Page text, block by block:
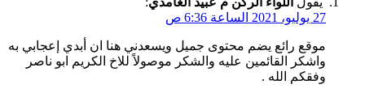
27 يوليو، 2021 الساعة 6:36 ص
موقع رائع يضم محتوى جميل ويسعدني هنا ان أبدي إعجابي به
واشكر القائمين عليه والشكر موصولاً للاخ الكريم ابو ناصر
وفقكم الله .